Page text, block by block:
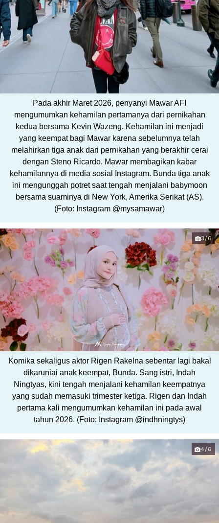
Pada akhir Maret 2026, penyanyi Mawar AFI
mengumumkan kehamilan pertamanya dari pernikahan
kedua bersama Kevin Wazeng. Kehamilan ini menjadi
yang keempat bagi Mawar karena sebelumnya telah
melahirkan tiga anak dari pernikahan yang berakhir cerai
dengan Steno Ricardo. Mawar membagikan kabar
kehamilannya di media sosial Instagram. Bunda tiga anak
ini mengunggah potret saat tengah menjalani babymoon
bersama suaminya di New York, Amerika Serikat (AS).
(Foto: Instagram @mysamawar)
3/6
Komika sekaligus aktor Rigen Rakelna sebentar lagi bakal
dikaruniai anak keempat, Bunda. Sang istri, Indah
Ningtyas, kini tengah menjalani kehamilan keempatnya
yang sudah memasuki trimester ketiga. Rigen dan Indah
pertama kali mengumumkan kehamilan ini pada awal
tahun 2026. (Foto: Instagram @indhningtys)
4/6